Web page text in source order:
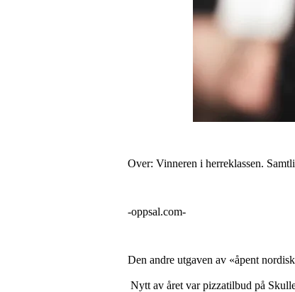
Over: Vinneren i herreklassen.
-oppsal.com-
Den andre utgaven av «åpent
Nytt av året var pizzatilbud på